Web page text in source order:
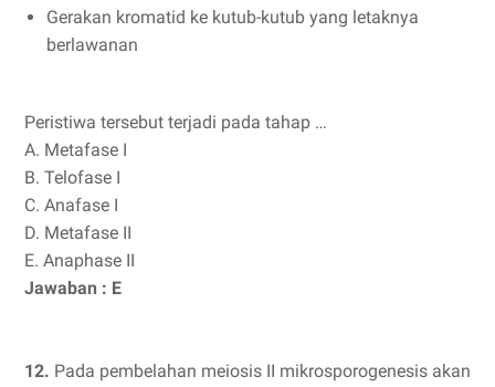
Gerakan kromatid ke kutub-kutub yang letaknya
berlawanan
Peristiwa tersebut terjadi pada tahap …
A. Metafase I
B. Telofase I
C. Anafase I
D. Metafase II
E. Anaphase II
Jawaban : E
12. Pada pembelahan meiosis II mikrosporogenesis akan